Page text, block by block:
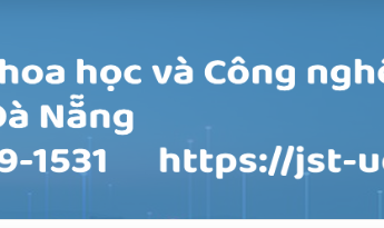
Đăng ký Đăng nhập